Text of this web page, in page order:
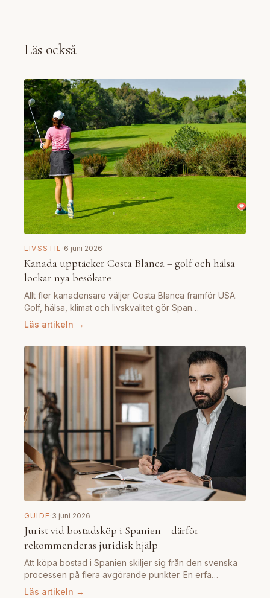
Läs också
LIVSSTIL ·6 juni 2026
Kanada upptäcker Costa Blanca – golf och hälsa
lockar nya besökare
Allt fler kanadensare väljer Costa Blanca framför USA.
Golf, hälsa, klimat och livskvalitet gör Span…
Läs artikeln →
GUIDE·3 juni 2026
Jurist vid bostadsköp i Spanien – därför
rekommenderas juridisk hjälp
Att köpa bostad i Spanien skiljer sig från den svenska
processen på flera avgörande punkter. En erfa…
Läs artikeln →